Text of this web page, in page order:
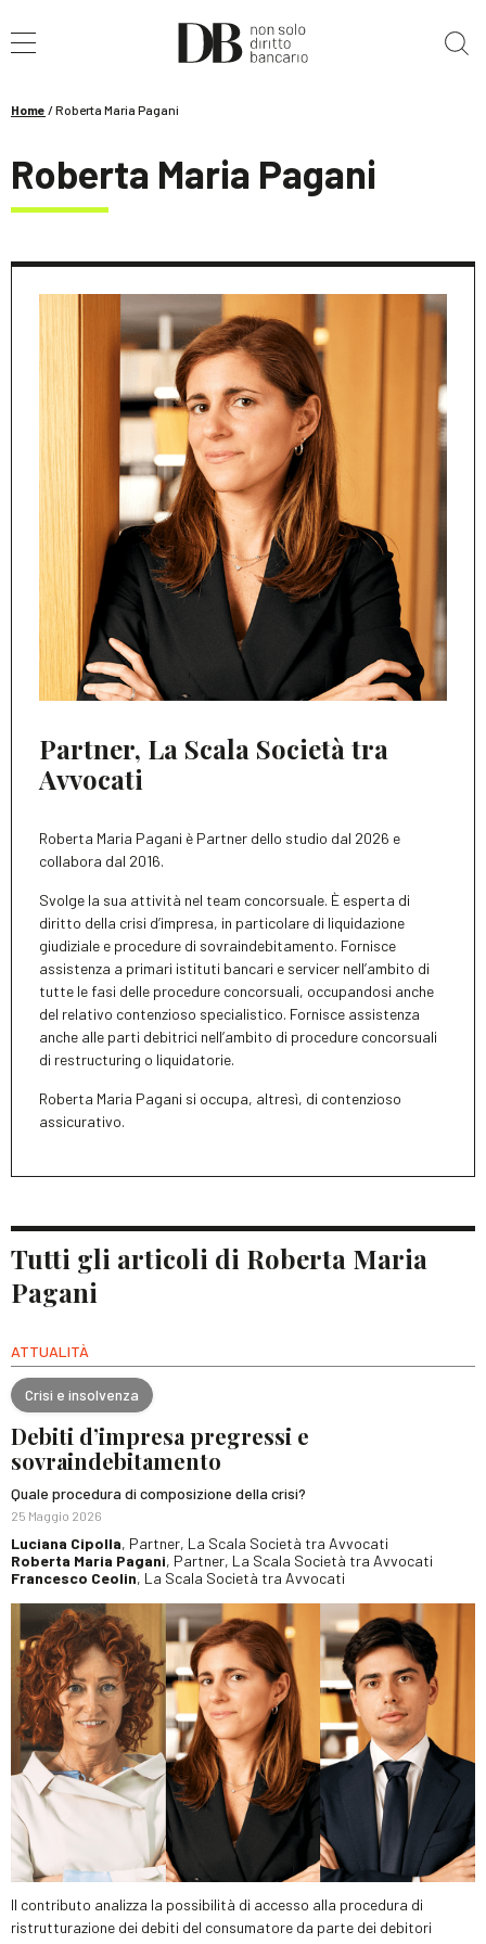
Home /Roberta Maria Pagani
Roberta Maria Pagani
Partner, La Scala Società tra
Avvocati
Roberta Maria Pagani è Partner dello studio dal 2026 e
collabora dal 2016.
Svolge la sua attività nel team concorsuale. È esperta di
diritto della crisi d’impresa, in particolare di liquidazione
giudiziale e procedure di sovraindebitamento. Fornisce
assistenza a primari istituti bancari e servicer nell’ambito di
tutte le fasi delle procedure concorsuali, occupandosi anche
del relativo contenzioso specialistico. Fornisce assistenza
anche alle parti debitrici nell’ambito di procedure concorsuali
di restructuring o liquidatorie.
Roberta Maria Pagani si occupa, altresì, di contenzioso
assicurativo.
Tutti gli articoli di Roberta Maria
Pagani
ATTUALITÀ
Crisi e insolvenza
Debiti d’impresa pregressi e
sovraindebitamento
Quale procedura di composizione della crisi?
25 Maggio 2026
Luciana Cipolla, Partner, La Scala Società tra Avvocati
Roberta Maria Pagani, Partner, La Scala Società tra Avvocati
Francesco Ceolin, La Scala Società tra Avvocati
Il contributo analizza la possibilità di accesso alla procedura di
ristrutturazione dei debiti del consumatore da parte dei debitori